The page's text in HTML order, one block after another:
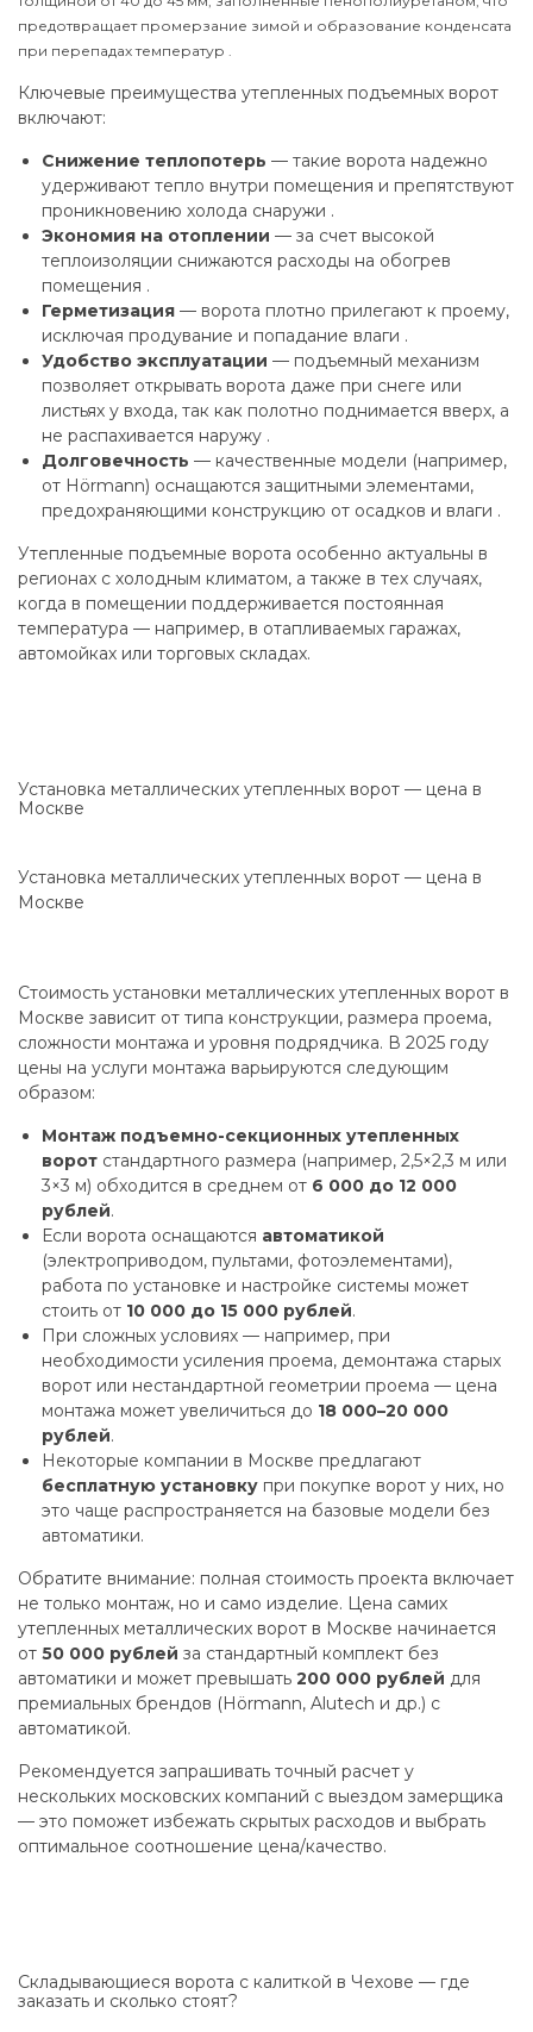
предотвращает промерзание зимой и образование конденсата
при перепадах температур .
Ключевые преимущества утепленных подъемных ворот
включают:
Снижение теплопотерь — такие ворота надежно
удерживают тепло внутри помещения и препятствуют
проникновению холода снаружи .
Экономия на отоплении — за счет высокой
теплоизоляции снижаются расходы на обогрев
помещения .
Герметизация — ворота плотно прилегают к проему,
исключая продувание и попадание влаги .
Удобство эксплуатации — подъемный механизм
позволяет открывать ворота даже при снеге или
листьях у входа, так как полотно поднимается вверх, а
не распахивается наружу .
Долговечность — качественные модели (например,
от Hörmann) оснащаются защитными элементами,
предохраняющими конструкцию от осадков и влаги .
Утепленные подъемные ворота особенно актуальны в
регионах с холодным климатом, а также в тех случаях,
когда в помещении поддерживается постоянная
температура — например, в отапливаемых гаражах,
автомойках или торговых складах.
Установка металлических утепленных ворот — цена в
Москве
Установка металлических утепленных ворот — цена в
Москве
Стоимость установки металлических утепленных ворот в
Москве зависит от типа конструкции, размера проема,
сложности монтажа и уровня подрядчика. В 2025 году
цены на услуги монтажа варьируются следующим
образом:
Монтаж подъемно-секционных утепленных
ворот стандартного размера (например, 2,5×2,3 м или
3×3 м) обходится в среднем от 6 000 до 12 000
рублей.
Если ворота оснащаются автоматикой
(электроприводом, пультами, фотоэлементами),
работа по установке и настройке системы может
стоить от 10 000 до 15 000 рублей.
При сложных условиях — например, при
необходимости усиления проема, демонтажа старых
ворот или нестандартной геометрии проема — цена
монтажа может увеличиться до 18 000–20 000
рублей.
Некоторые компании в Москве предлагают
бесплатную установку при покупке ворот у них, но
это чаще распространяется на базовые модели без
автоматики.
Обратите внимание: полная стоимость проекта включает
не только монтаж, но и само изделие. Цена самих
утепленных металлических ворот в Москве начинается
от 50 000 рублей за стандартный комплект без
автоматики и может превышать 200 000 рублей для
премиальных брендов (Hörmann, Alutech и др.) с
автоматикой.
Рекомендуется запрашивать точный расчет у
нескольких московских компаний с выездом замерщика
— это поможет избежать скрытых расходов и выбрать
оптимальное соотношение цена/качество.
Складывающиеся ворота с калиткой в Чехове — где
заказать и сколько стоят?